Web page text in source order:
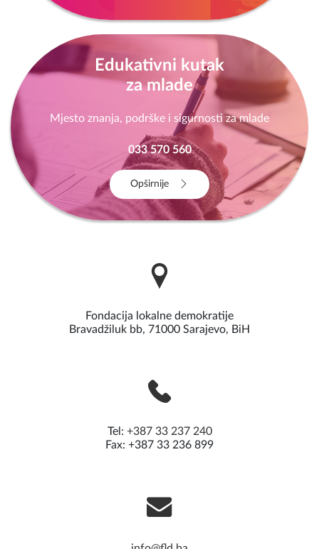
Edukativni kutak
za mlade
Mjesto znanja, podrške i sigurnosti za mlade
033 570 560
Opširnije
Fondacija lokalne demokratije
Bravadžiluk bb, 71000 Sarajevo, BiH
Tel: +387 33 237 240
Fax: +387 33 236 899